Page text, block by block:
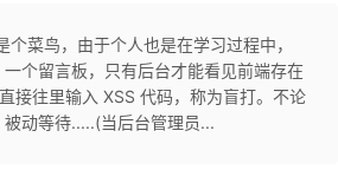
菜鸟，由于个人也是在学习过程中，
个留言板，只有后台才能看见前端存在
接往里输入 XSS 代码，称为盲打。不论
动等待.....(当后台管理员...